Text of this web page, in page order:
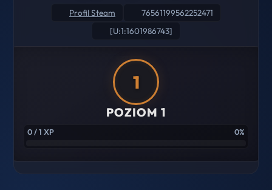
Profil Steam
76561199562252471
[U:1:1601986743]
1
POZIOM 1
0 / 1 XP 0%